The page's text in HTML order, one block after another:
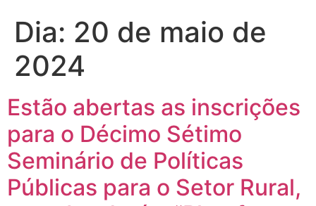
Dia: 20 de maio de
2024
Estão abertas as inscrições
para o Décimo Sétimo
Seminário de Políticas
Públicas para o Setor Rural,